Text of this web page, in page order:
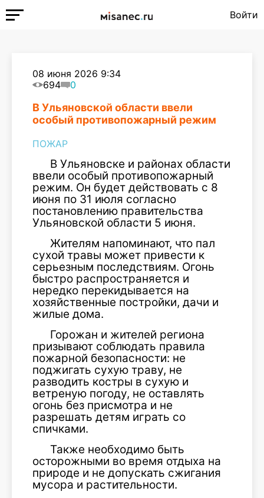
Войти
08 июня 2026 9:34
694
0
В Ульяновской области ввели
особый противопожарный режим
ПОЖАР
В Ульяновске и районах области
ввели особый противопожарный
режим. Он будет действовать с 8
июня по 31 июля согласно
постановлению правительства
Ульяновской области 5 июня.
Жителям напоминают, что пал
сухой травы может привести к
серьезным последствиям. Огонь
быстро распространяется и
нередко перекидывается на
хозяйственные постройки, дачи и
жилые дома.
Горожан и жителей региона
призывают соблюдать правила
пожарной безопасности: не
поджигать сухую траву, не
разводить костры в сухую и
ветреную погоду, не оставлять
огонь без присмотра и не
разрешать детям играть со
спичками.
Также необходимо быть
осторожными во время отдыха на
природе и не допускать сжигания
мусора и растительности.